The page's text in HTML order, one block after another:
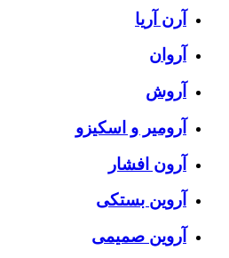
آرن آریا
آروان
آروش
آرومیر و اسکیزو
آرون افشار
آروین بستکی
آروین صمیمی